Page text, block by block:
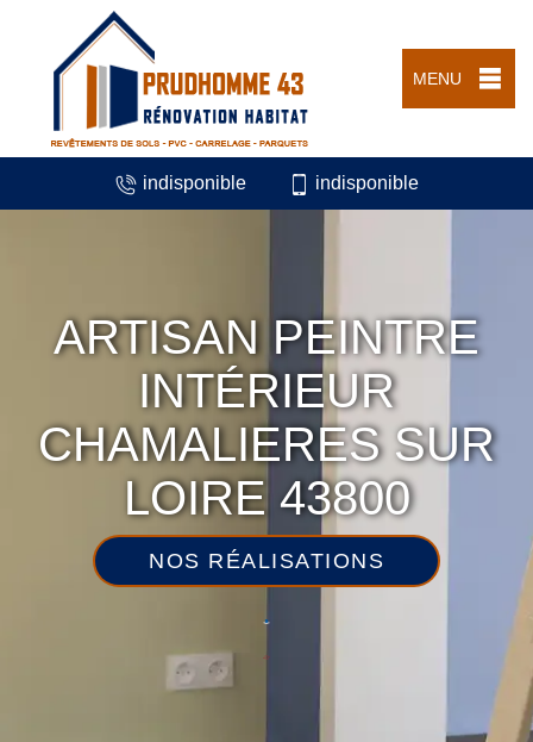
MENU
indisponible indisponible
ARTISAN PEINTRE
INTÉRIEUR
CHAMALIERES SUR
LOIRE 43800
NOS RÉALISATIONS